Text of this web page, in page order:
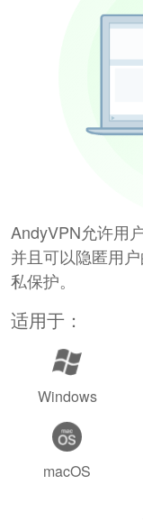
AndyVPN允许用
并且可以隐匿用
私保护。
适用于：
Windows
macOS